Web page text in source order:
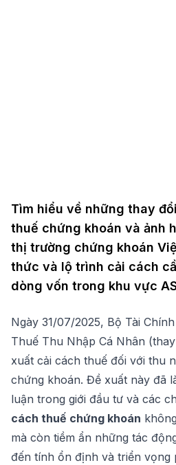
thị trường chứng khoán
thức và lộ trình cải cách
dòng vốn trong khu vực
Ngày 31/07/2025, Bộ Tài
xuất cải cách thuế đối với thu
chứng khoán. Đề xuất này đã
luận trong giới đầu tư và các
cách thuế chứng khoán
mà còn tiềm ẩn những tác
đến tính ổn định và triển vọng
trường chứng khoán Việt Nam
Đề Xuất Mới Về Thuế Chứng